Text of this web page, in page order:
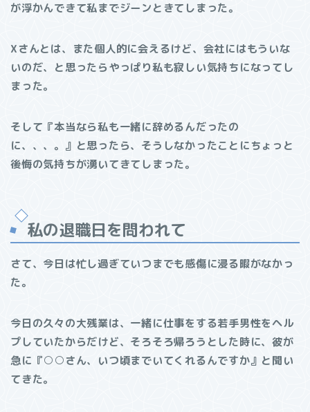
が浮かんできて私までジーンときてしまった。
Xさんとは、また個人的に会えるけど、会社にはもういな
いのだ、と思ったらやっぱり私も寂しい気持ちになってし
まった。
そして『本当なら私も一緒に辞めるんだったの
に、、、。』と思ったら、そうしなかったことにちょっと
後悔の気持ちが湧いてきてしまった。
私の退職日を問われて
さて、今日は忙し過ぎていつまでも感傷に浸る暇がなかっ
た。
今日の久々の大残業は、一緒に仕事をする若手男性をヘル
プしていたからだけど、そろそろ帰ろうとした時に、彼が
急に『○○さん、いつ頃までいてくれるんですか』と聞い
てきた。